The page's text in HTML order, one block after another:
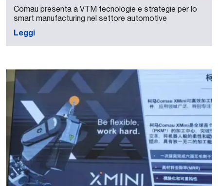
Comau presenta a VTM tecnologie e strategie per lo
smart manufacturing nel settore automotive
Leggi